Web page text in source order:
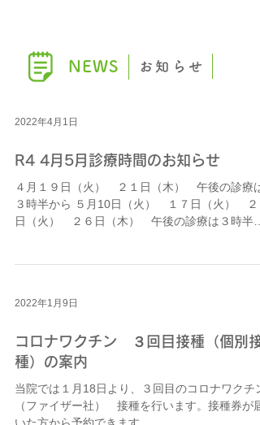
NEWS お知らせ
2022年4月1日
R4 4月5月診療時間のお知らせ
４月１９日（火） ２１日（木） 午後の診療は
３時半から ５月10日（火） １７日（火） ２
日（火） ２６日（木） 午後の診療は３時半か
2022年1月9日
コロナワクチン ３回目接種（個別接
種）の案内
当院では１月18日より、３回目のコロナワクチン
（ファイザー社） 接種を行います。接種券が届